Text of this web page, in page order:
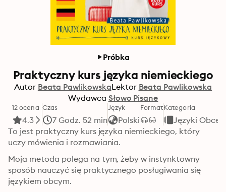
Próbka
Praktyczny kurs języka niemieckiego
Autor Beata PawlikowskaLektor Beata Pawlikowska
Wydawca Słowo Pisane
12 ocena
4.3
Czas
7 Godz. 52 min
Język
Polski
FormatKategoria
Języki Obce
To jest praktyczny kurs języka niemieckiego, który
uczy mówienia i rozmawiania.
Moja metoda polega na tym, żeby w instynktowny
sposób nauczyć się praktycznego posługiwania się
językiem obcym.